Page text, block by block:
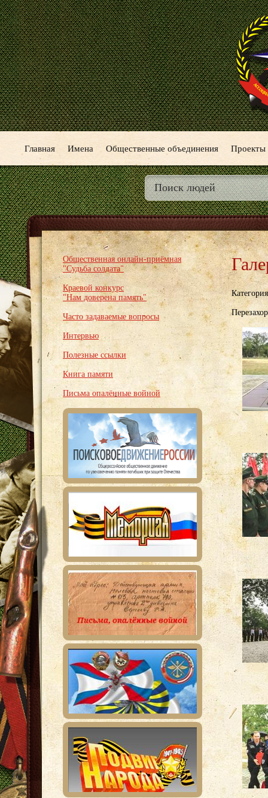
Главная Имена Общественные объединения Проекты
Общественная онлайн-приёмная
"Судьба солдата"
Краевой конкурс
"Нам доверена память"
Часто задаваемые вопросы
Интервью
Полезные ссылки
Книга памяти
Письма опалённые войной